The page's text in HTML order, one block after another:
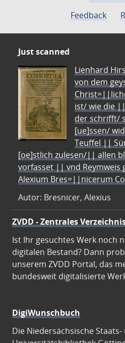
Feedback
Just scanned
Lienhard
von dem
ist/ wie die
der schrifft/
[ue]ssen/
Teuffel ||
[oe]stlich zulesen/|| allen
vorfasset || vnd
Alexium Bres=||nicerum
Autor: Bresnicer, Alexius
ZVDD - Zentrales
Ist Ihr gesuchtes Werk noch
digitalen Bestand? Dann
unserem ZVDD Portal, das
bundesweit digitalisierte
DigiWunschbuch
Die Niedersächsische Staats-